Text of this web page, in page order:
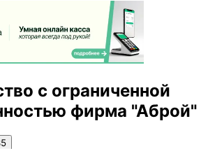
с ограниченной
фирма "Аброй"